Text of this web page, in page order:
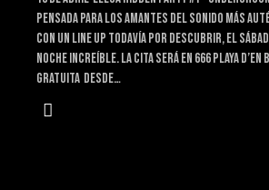
pensada para los amantes del sonido más
Con un line up todavía por descubrir, el
noche increíble. La cita será en 666 Playa
gratuita desde…